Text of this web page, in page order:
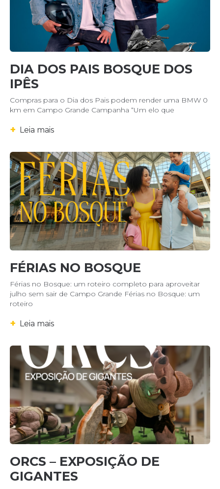
DIA DOS PAIS BOSQUE DOS
IPÊS
Compras para o Dia dos Pais podem render uma BMW 0
km em Campo Grande Campanha “Um elo que
+ Leia mais
FÉRIAS NO BOSQUE
Férias no Bosque: um roteiro completo para aproveitar
julho sem sair de Campo Grande Férias no Bosque: um
roteiro
+ Leia mais
ORCS – EXPOSIÇÃO DE
GIGANTES